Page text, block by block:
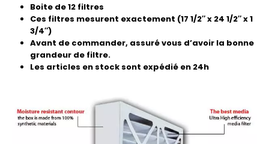
Boite de 12 filtres
Ces filtres mesurent exactement (17 1/2″ x 24 1/2″ x 1
3/4″)
Avant de commander, assuré vous d’avoir la bonne
grandeur de filtre.
Les articles en stock sont expédié en 24h